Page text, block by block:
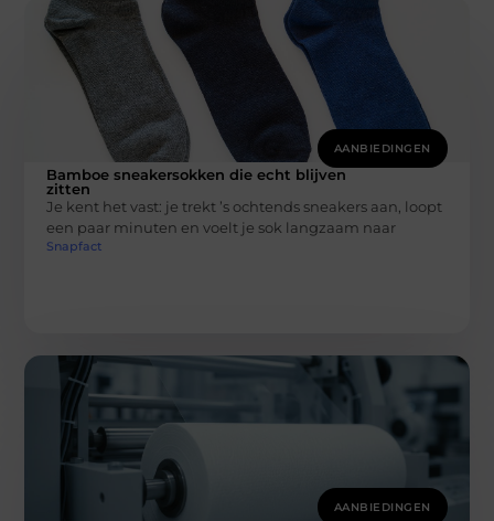
AANBIEDINGEN
Bamboe sneakersokken die echt blijven
zitten
Je kent het vast: je trekt ’s ochtends sneakers aan, loopt
een paar minuten en voelt je sok langzaam naar
Snapfact
AANBIEDINGEN